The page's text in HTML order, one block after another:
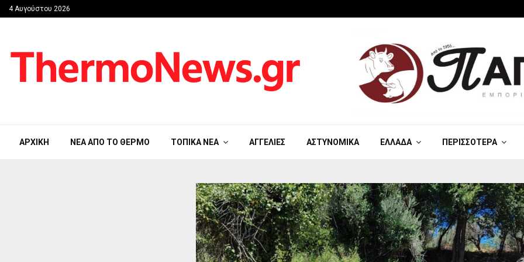
4 Αυγούστου 2026
ΑΡΧΙΚΉ ΝΈΑ ΑΠΟ ΤΟ ΘΈΡΜΟ ΤΟΠΙΚΆ ΝΈΑ ΑΓΓΕΛΊΕΣ ΑΣΤΥΝΟΜΙΚΆ ΕΛΛΆΔΑ ΠΕΡΙΣΣΌΤΕΡΑ